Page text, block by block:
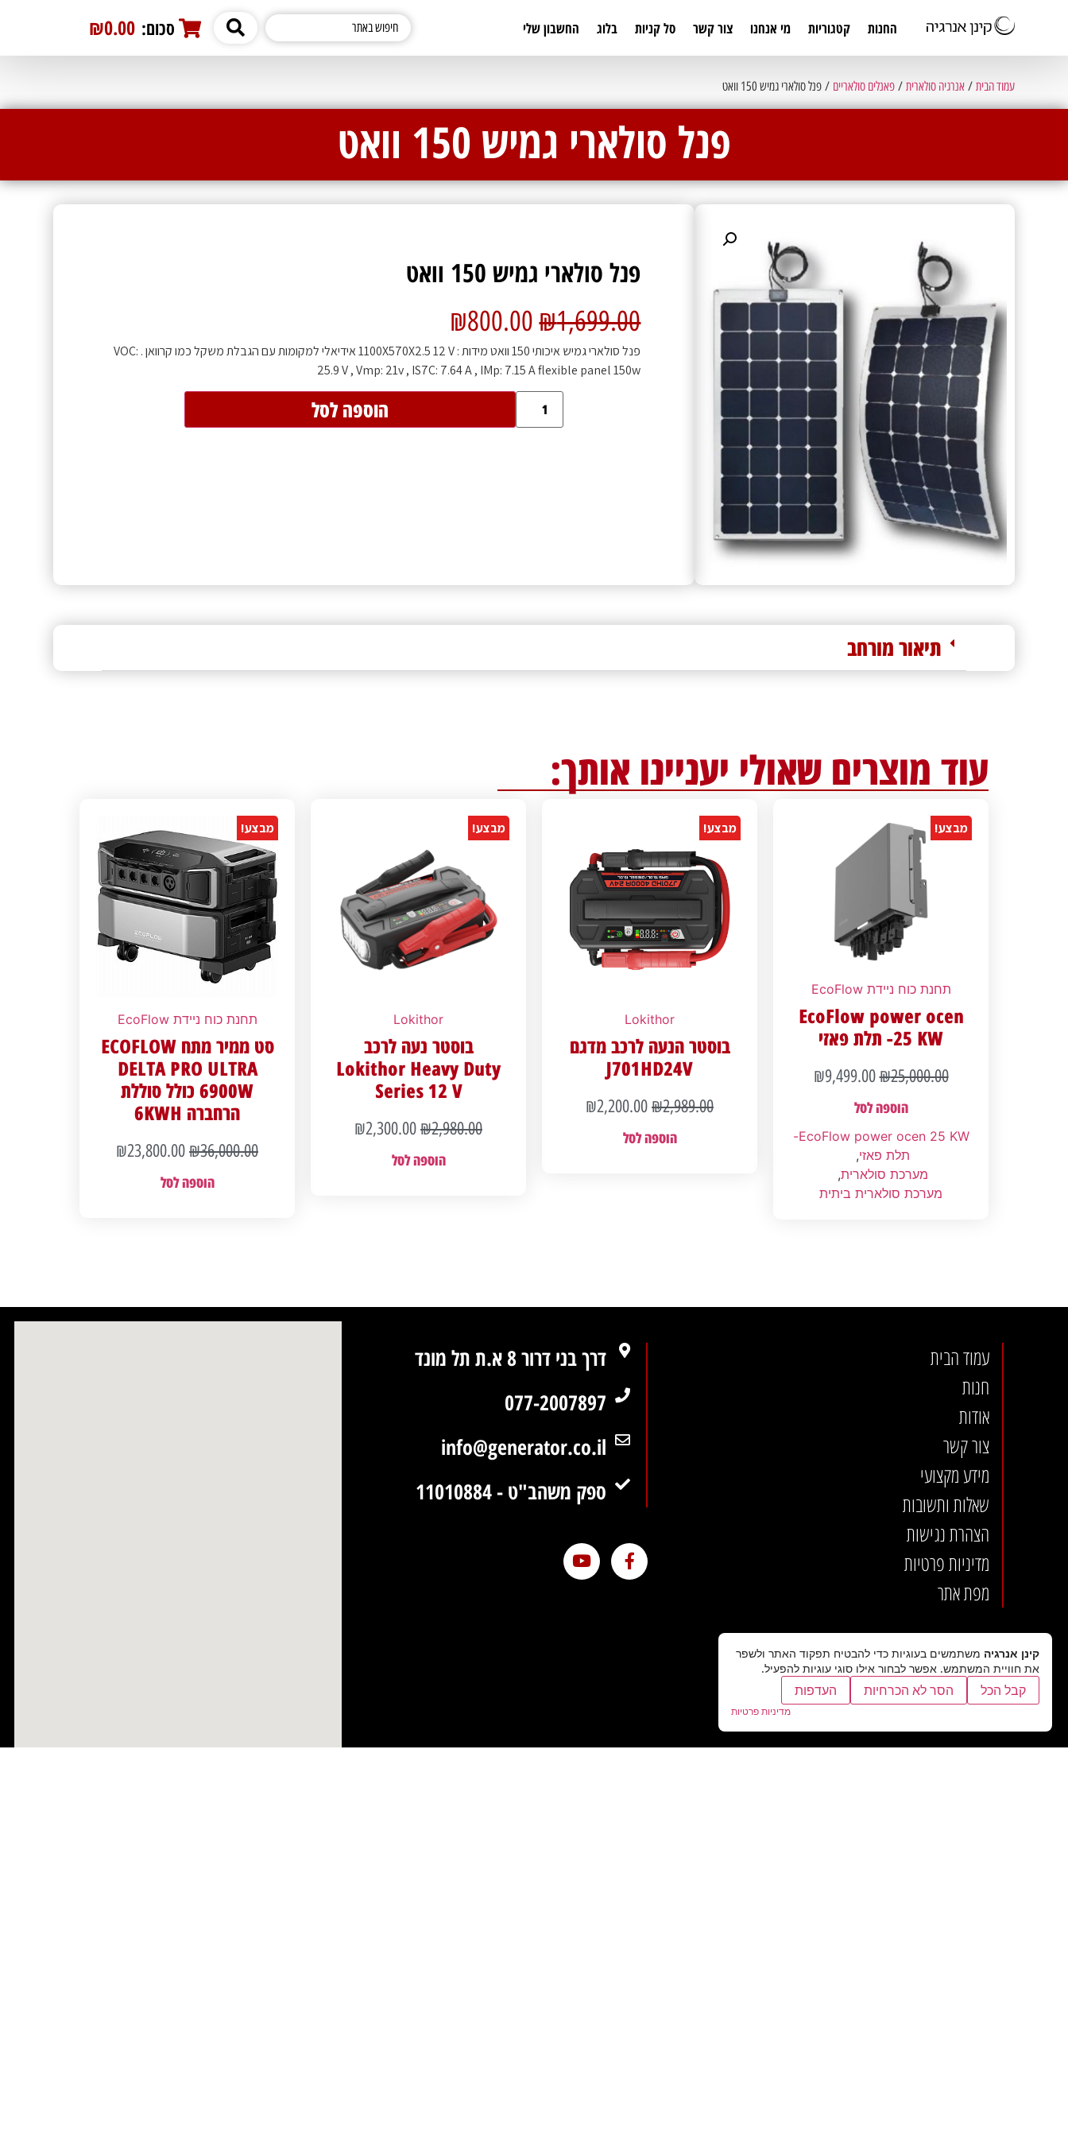
החנות קטגוריות מי אנחנו צור קשר סל קניות בלוג החשבון שלי סכום: 0
₪0.00
עמוד הבית /אנרגיה סולארית /פאנלים סולאריים / פנל סולארי גמיש 150 וואט
פנל סולארי גמיש 150 וואט
פנל סולארי גמיש 150 וואט
₪1,699.00
₪800.00
פנל סולארי גמיש איכותי 150 וואט מידות : 1100X570X2.5 12 V אידיאלי למקומות עם הגבלת משקל כמו קרוואן . VOC:
25.9 V , Vmp: 21v , IS7C: 7.64 A , IMp: 7.15 A flexible panel 150w
הוספה לסל
תיאור מורחב
עוד מוצרים שאולי יעניינו אותך:
מבצע!
תחנת כוח ניידת EcoFlow
EcoFlow power ocen
25 KW- תלת פאזי
₪25,000.00
₪9,499.00
הוספה לסל
EcoFlow power ocen 25 KW-
תלת פאזי,
מערכת סולארית,
מערכת סולארית ביתית
מבצע!
Lokithor
בוסטר הנעה לרכב מדגם
J701HD24V
₪2,989.00
₪2,200.00
הוספה לסל
מבצע!
Lokithor
בוסטר נעה לרכב
Lokithor Heavy Duty
Series 12 V
₪2,980.00
₪2,300.00
הוספה לסל
מבצע!
תחנת כוח ניידת EcoFlow
סט ממיר מתח ECOFLOW
DELTA PRO ULTRA
6900W כולל סוללת
הרחברה 6KWH
₪36,000.00
₪23,800.00
הוספה לסל
עמוד הבית
חנות
אודות
צור קשר
מידע מקצועי
שאלות ותשובות
הצהרת נגישות
מדיניות פרטיות
מפת אתר
דרך בני דרור 8 א.ת תל מונד
077-2007897
info@generator.co.il
ספק משהב"ט - 11010884
קינן אנרגיה משתמשים בעוגיות כדי להבטיח תפקוד האתר ולשפר
את חוויית המשתמש. אפשר לבחור אילו סוגי עוגיות להפעיל.
קבל הכל הסר לא הכרחיות העדפות
מדיניות פרטיות